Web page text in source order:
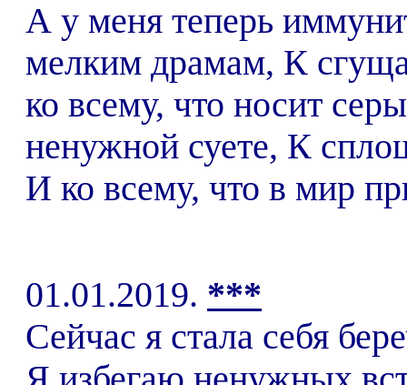
А у меня теперь
мелким драмам, К
ко всему, что носит
ненужной суете, К
И ко всему, что в мир
01.01.2019. ***
Сейчас я стала себя